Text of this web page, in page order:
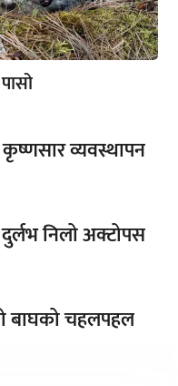
कृष्णसार व्यवस्थापन
निलो अक्टोपस
बाघको चहलपहल